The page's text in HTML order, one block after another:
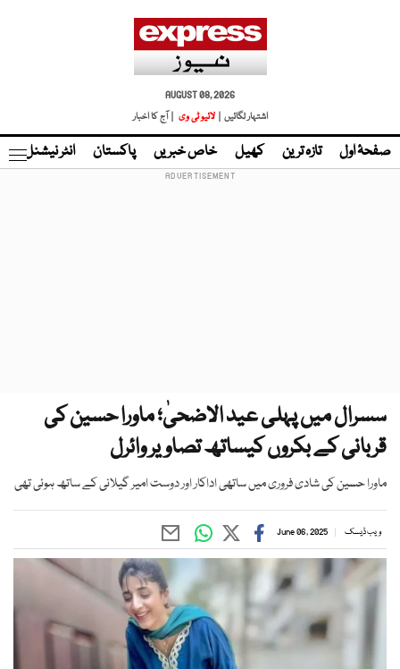
AUGUST 08, 2026
اشتہار لگائیں |
لائیو ٹی وی | آج کا اخبار
صفحۂ اول تازہ ترین کھیل خاص خبریں پاکستان انٹر نیشنل
سسرال میں پہلی عید الاضحیٰ؛ ماورا حسین کی
قربانی کے بکروں کیساتھ تصاویر وائرل
ماورا حسین کی شادی فروری میں ساتھی اداکار اور دوست امیر گیلانی کے ساتھ ہوئی تھی
ویب ڈیسک June 06, 2025